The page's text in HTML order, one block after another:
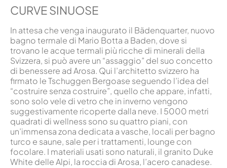
CURVE SINUOSE
In attesa che venga inaugurato il Bädenquarter, nuovo
bagno termale di Mario Botta a Baden, dove si
trovano le acque termali più ricche di minerali della
Svizzera, si può avere un “assaggio” del suo concetto
di benessere ad Arosa. Qui l’architetto svizzero ha
firmato le Tschuggen Bergoase seguendo l’idea del
“costruire senza costruire”, quello che appare, infatti,
sono solo vele di vetro che in inverno vengono
suggestivamente ricoperte dalla neve. I 5000 metri
quadrati di wellness sono su quattro piani, con
un’immensa zona dedicata a vasche, locali per bagno
turco e saune, sale per i trattamenti, lounge con
focolare. I materiali usati sono naturali, il granito Duke
White delle Alpi, la roccia di Arosa, l’acero canadese.